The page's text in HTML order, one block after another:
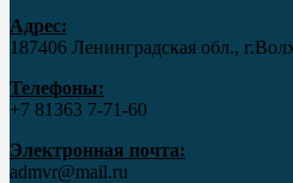
Адрес:
187406 Ленинградская обл.,
Телефоны:
+7 81363 7‑71-60
Электронная почта:
admvr@mail.ru